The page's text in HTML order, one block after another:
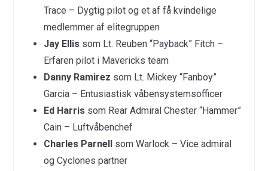
Trace – Dygtig pilot og et af få kvindelige
medlemmer af elitegruppen
Jay Ellissom Lt. Reuben “Payback” Fitch –
Erfaren pilot i Mavericks team
Danny Ramirez som Lt. Mickey “Fanboy”
Garcia – Entusiastisk våbensystemsofficer
Ed Harrissom Rear Admiral Chester “Hammer”
Cain – Luftvåbenchef
Charles Parnellsom Warlock – Vice admiral
og Cyclones partner